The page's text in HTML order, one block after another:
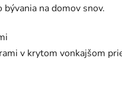
na domov snov.
v krytom vonkajšom